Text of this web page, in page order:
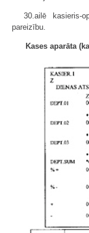
30.ailē kasieris-
pareizību.
Kases aparāta